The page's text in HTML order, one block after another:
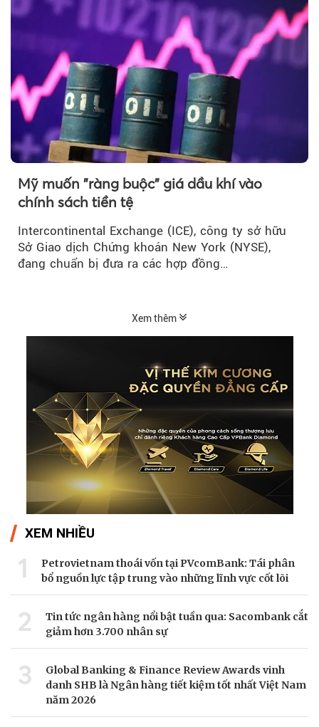
Mỹ muốn "ràng buộc" giá dầu khí vào
chính sách tiền tệ
Intercontinental Exchange (ICE), công ty sở hữu
Sở Giao dịch Chứng khoán New York (NYSE),
đang chuẩn bị đưa ra các hợp đồng…
Xem thêm
XEM NHIỀU
1
Petrovietnam thoái vốn tại PVcomBank: Tái phân
bổ nguồn lực tập trung vào những lĩnh vực cốt lõi
2
Tin tức ngân hàng nổi bật tuần qua: Sacombank cắt
giảm hơn 3.700 nhân sự
3
Global Banking & Finance Review Awards vinh
danh SHB là Ngân hàng tiết kiệm tốt nhất Việt Nam
năm 2026